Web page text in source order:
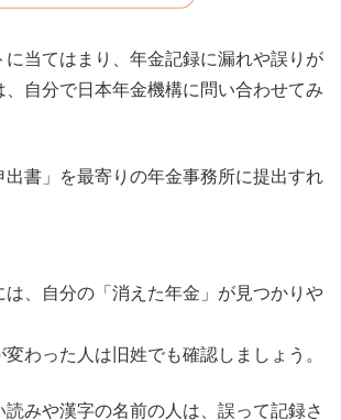
に当てはまり、年金記録に漏れや誤りが
、自分で日本年金機構に問い合わせてみ
出書」を最寄りの年金事務所に提出すれ
は、自分の「消えた年金」が見つかりや
わった人は旧姓でも確認しましょう。
読みや漢字の名前の人は、誤って記録さ